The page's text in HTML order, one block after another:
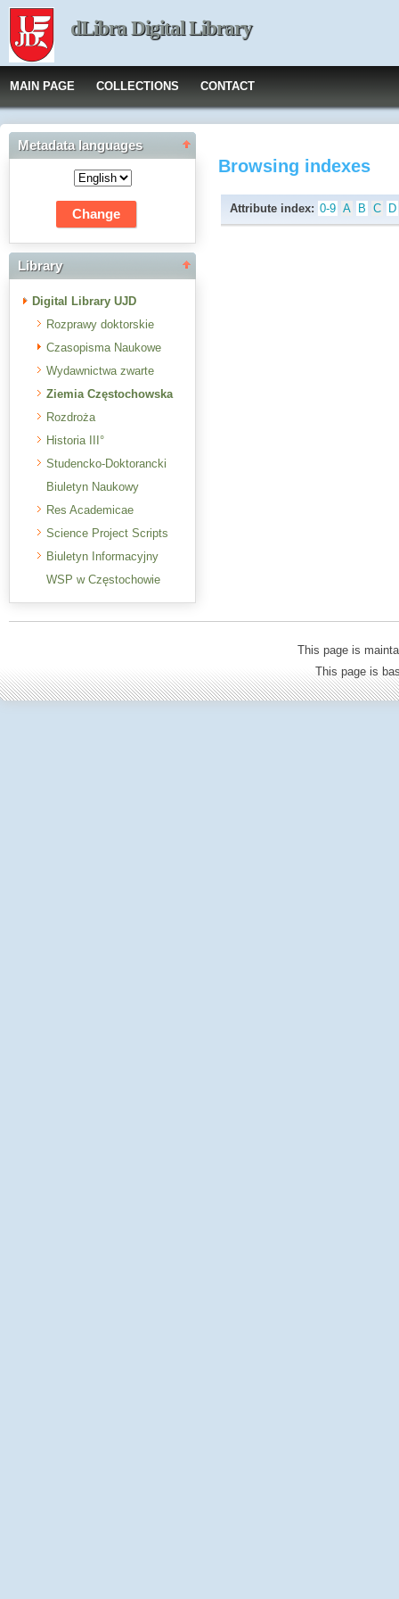
dLibra Digital Library
MAIN PAGE COLLECTIONS CONTACT
Metadata languages
Library
Digital Library UJD
Rozprawy doktorskie
Czasopisma Naukowe
Wydawnictwa zwarte
Ziemia Częstochowska
Rozdroża
Historia III°
Studencko-Doktorancki
Biuletyn Naukowy
Res Academicae
Science Project Scripts
Biuletyn Informacyjny
WSP w Częstochowie
Browsing indexes
Attribute index: 0-9 A B C D
This page is
This page is